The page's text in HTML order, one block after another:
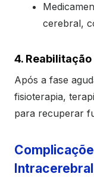
cerebral,
4. Reabilitação
Após a fase
fisioterapia,
para recuperar
Intracerebral